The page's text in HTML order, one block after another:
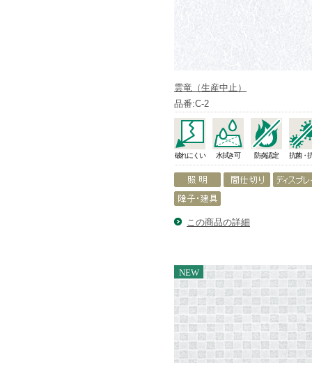
雲竜（生産中止）
品番:C-2
破れにくい 水拭き可 防炎認定 抗菌・
この商品の詳細
NEW